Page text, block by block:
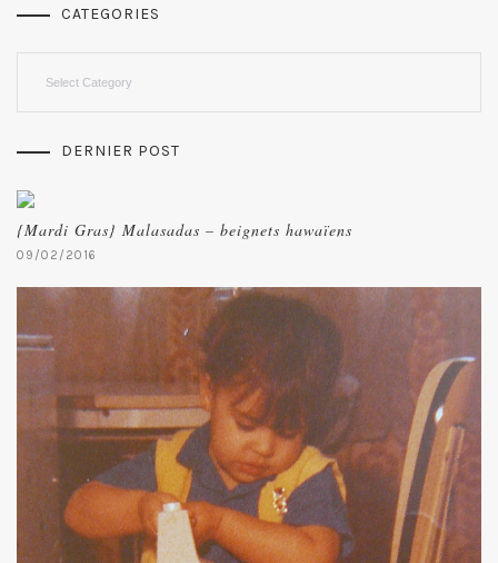
CATEGORIES
DERNIER POST
{Mardi Gras} Malasadas – beignets hawaïens
09/02/2016